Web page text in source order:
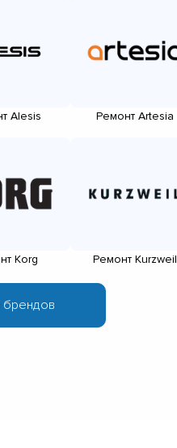
Alesis Ремонт Artesia
Korg Ремонт Kurzweil